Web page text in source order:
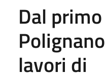
Dal
lavori di